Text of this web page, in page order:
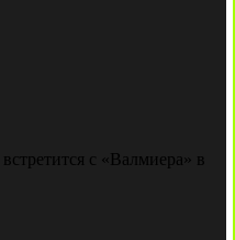
с «Валмиера» в